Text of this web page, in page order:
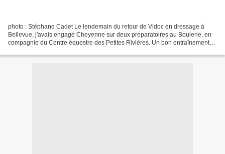
photo : Stéphane Cadet Le lendemain du retour de Vidoc en dressage à
Bellevue, j'avais engagé Cheyenne sur deux préparatoires au Boulerie, en
compagnie du Centre équestre des Petites Rivières. Un bon entraînement